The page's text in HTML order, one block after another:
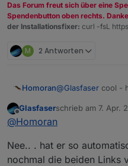
Das Forum freut sich über eine
Spendenbutton oben rechts.
der Installationsfixer: curl -fsL
M 2 Antworten
Homoran@Glasfaser cool -
Offline
Glasfaserschrieb am 7. Apr.
zuletzt editiert von
@Homoran
Nee.. . hat er so
nochmal die beiden Links